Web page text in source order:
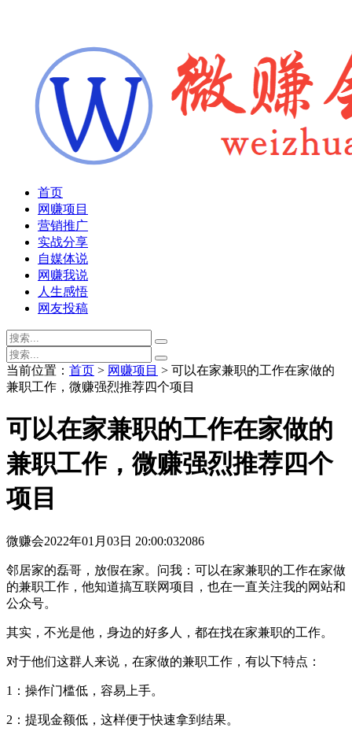
首页
网赚项目
营销推广
实战分享
自媒体说
网赚我说
人生感悟
网友投稿
当前位置： 首页 > 网赚项目 > 可以在家兼职的工作在家做的
兼职工作，微赚强烈推荐四个项目
可以在家兼职的工作在家做的
兼职工作，微赚强烈推荐四个
项目
微赚会2022年01月03日 20:00:032086
邻居家的磊哥，放假在家。问我：可以在家兼职的工作在家做
的兼职工作，他知道搞互联网项目，也在一直关注我的网站和
公众号。
其实，不光是他，身边的好多人，都在找在家兼职的工作。
对于他们这群人来说，在家做的兼职工作，有以下特点：
1：操作门槛低，容易上手。
2：提现金额低，这样便于快速拿到结果。